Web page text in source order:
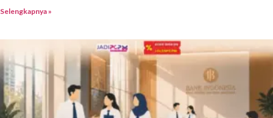
Selengkapnya »